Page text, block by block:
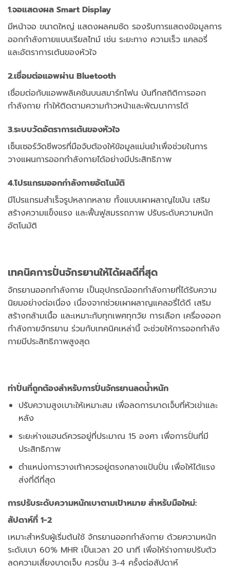
1.จอแสดงผล Smart Display
มีหน้าจอ ขนาดใหญ่ แสดงผลคมชัด รองรับการแสดงข้อมูลการ
ออกกำลังกายแบบเรียลไทม์ เช่น ระยะทาง ความเร็ว แคลอรี่
และอัตราการเต้นของหัวใจ
2.เชื่อมต่อแอพผ่าน Bluetooth
เชื่อมต่อกับแอพพลิเคชันบนสมาร์ทโฟน บันทึกสถิติการออก
กำลังกาย ทำให้ติดตามความก้าวหน้าและพัฒนาการได้
3.ระบบวัดอัตราการเต้นของหัวใจ
เซ็นเซอร์วัดชีพจรที่มือจับต้องให้ข้อมูลแม่นยำเพื่อช่วยในการ
วางแผนการออกกำลังกายได้อย่างมีประสิทธิภาพ
4.โปรแกรมออกกำลังกายอัตโนมัติ
มีโปรแกรมสำเร็จรูปหลากหลาย ทั้งแบบเผาผลาญไขมัน เสริม
สร้างความแข็งแรง และฟื้นฟูสมรรถภาพ ปรับระดับความหนัก
อัตโนมัติ
เทคนิคการปั่นจักรยานให้ได้ผลดีที่สุด
จักรยานออกกำลังกาย เป็นอุปกรณ์ออกกำลังกายที่ได้รับความ
นิยมอย่างต่อเนื่อง เนื่องจากช่วยเผาผลาญแคลอรี่ได้ดี เสริม
สร้างกล้ามเนื้อ และเหมาะกับทุกเพศทุกวัย การเลือก เครื่องออก
กำลังกายจักรยาน ร่วมกับเทคนิคเหล่านี้ จะช่วยให้การออกกำลัง
กายมีประสิทธิภาพสูงสุด
ท่าปั่นที่ถูกต้องสำหรับการปั่นจักรยานลดน้ำหนัก
ปรับความสูงเบาะให้เหมาะสม เพื่อลดการบาดเจ็บที่หัวเข่าและ
หลัง
ระยะห่างแฮนด์ควรอยู่ที่ประมาณ 15 องศา เพื่อการปั่นที่มี
ประสิทธิภาพ
ตำแหน่งการวางเท้าควรอยู่ตรงกลางแป้นปั่น เพื่อให้ได้แรง
ส่งที่ดีที่สุด
การปรับระดับความหนักเบาตามเป้าหมาย สำหรับมือใหม่:
สัปดาห์ที่ 1-2
เหมาะสำหรับผู้เริ่มต้นใช้ จักรยานออกกำลังกาย ด้วยความหนัก
ระดับเบา 60% MHR เป็นเวลา 20 นาที เพื่อให้ร่างกายปรับตัว
ลดความเสี่ยงบาดเจ็บ ควรปั่น 3-4 ครั้งต่อสัปดาห์